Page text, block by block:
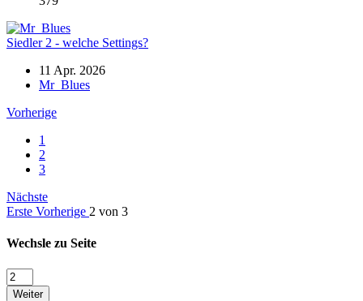
Siedler 2 - welche Settings?
11 Apr. 2026
Mr_Blues
Vorherige
1
2
3
Nächste
Erste Vorherige 2 von 3
Wechsle zu Seite
Weiter